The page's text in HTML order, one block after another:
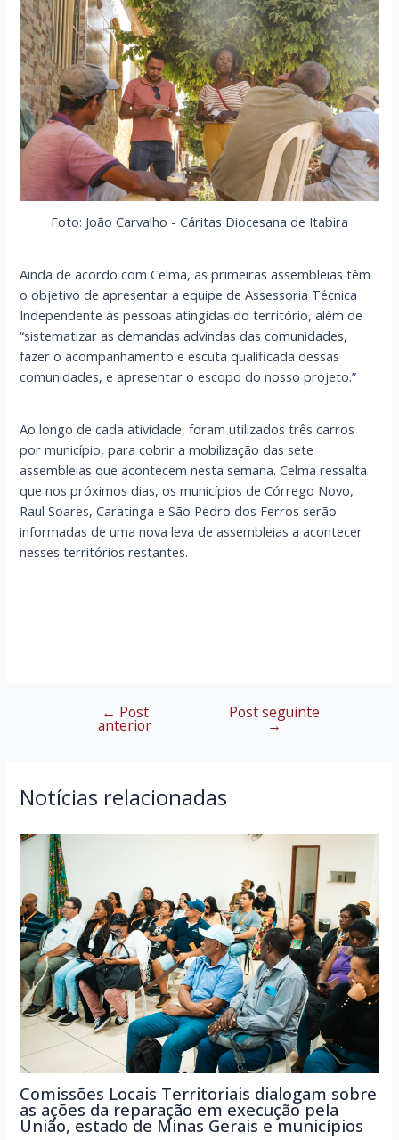
Foto: João Carvalho - Cáritas Diocesana de Itabira
Ainda de acordo com Celma, as primeiras assembleias têm
o objetivo de apresentar a equipe de Assessoria Técnica
Independente às pessoas atingidas do território, além de
“sistematizar as demandas advindas das comunidades,
fazer o acompanhamento e escuta qualificada dessas
comunidades, e apresentar o escopo do nosso projeto.”
Ao longo de cada atividade, foram utilizados três carros
por município, para cobrir a mobilização das sete
assembleias que acontecem nesta semana. Celma ressalta
que nos próximos dias, os municípios de Córrego Novo,
Raul Soares, Caratinga e São Pedro dos Ferros serão
informadas de uma nova leva de assembleias a acontecer
nesses territórios restantes.
Navegação
← Post
anterior
Post seguinte
→
Notícias relacionadas
Comissões Locais Territoriais dialogam sobre
as ações da reparação em execução pela
União, estado de Minas Gerais e municípios